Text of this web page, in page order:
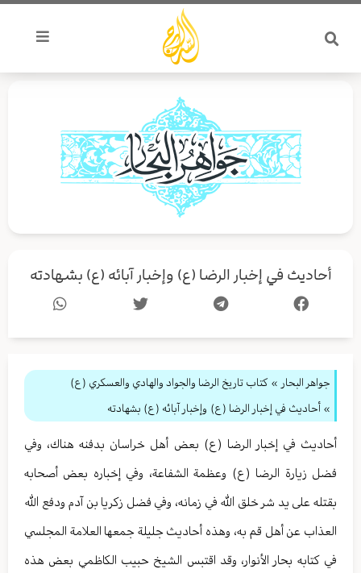
تخطي
المحتوى
أحاديث في إخبار الرضا (ع) وإخبار آبائه (ع) بشهادته
جواهر البحار » كتاب تاريخ الرضا والجواد والهادي والعسكري (ع)
» أحاديث في إخبار الرضا (ع) وإخبار آبائه (ع) بشهادته
أحاديث في إخبار الرضا (ع) بعض أهل خراسان بدفنه هناك، وفي
فضل زيارة الرضا (ع) وعظمة الشفاعة، وفي إخباره بعض أصحابه
بقتله على يد شر خلق الله في زمانه، وفي فضل زكريا بن آدم ودفع الله
العذاب عن أهل قم به، وهذه أحاديث جليلة جمعها العلامة المجلسي
في كتابه بحار الأنوار، وقد اقتبس الشيخ حبيب الكاظمي بعض هذه